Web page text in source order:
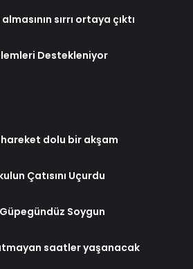
sırrı ortaya çıktı
Destekleniyor
hareket dolu bir akşam
Çatısını Uçurdu
Soygun
saatler yaşanacak